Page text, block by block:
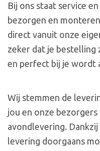
Bij ons staat service
bezorgen en
direct vanuit onze
zeker dat je
en perfect bij je wordt
Wij stemmen de
jou en onze bezorgers
avondlevering.
levering doorgaans